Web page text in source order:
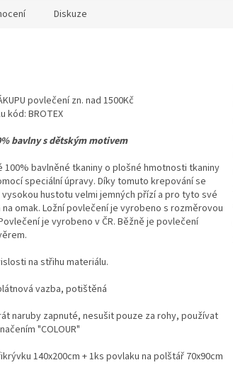
Diskuze
povlečení zn. nad 1500Kč
kód: BROTEX
bavlny s dětským motivem
bavlněné tkaniny o plošné hmotnosti tkaniny
speciální úpravy. Díky tomuto krepování se
hustotu velmi jemných přízí a pro tyto své
omak. Ložní povlečení je vyrobeno s rozměrovou
je vyrobeno v ČR. Běžně je povlečení
na střihu materiálu.
vazba, potištěná
naruby zapnuté, nesušit pouze za rohy, používat
"COLOUR"
140x200cm + 1ks povlaku na polštář 70x90cm